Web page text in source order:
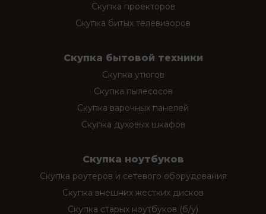
Скупка проекторов
Скупка битых телевизоров
Скупка бытовой техники
Скупка утюгов
Скупка пылесосов
Скупка варочных панелей
Скупка духовых шкафов
Скупка ноутбуков
Скупка роутеров и сетевого оборудования
Скупка внешних жестких дисков
Скупка старых ноутбуков (б/у)